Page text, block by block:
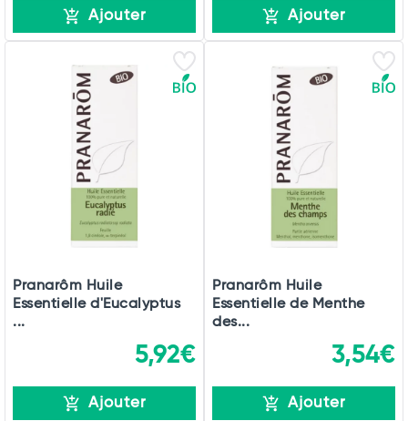
Ajouter Ajouter
Pranarôm Huile
Essentielle d'Eucalyptus
...
5,92€
Ajouter
Pranarôm Huile
Essentielle de Menthe
des...
3,54€
Ajouter